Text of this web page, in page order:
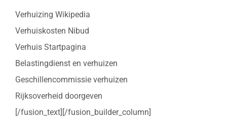
Verhuizing Wikipedia
Verhuiskosten Nibud
Verhuis Startpagina
Belastingdienst en verhuizen
Geschillencommissie verhuizen
Rijksoverheid doorgeven
[/fusion_text][/fusion_builder_column]